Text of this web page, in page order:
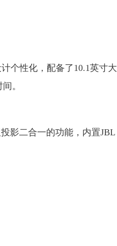
个性化，配备了10.1英寸大
。
影二合一的功能，内置JBL